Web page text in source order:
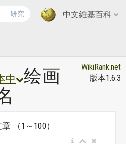
中文維基百科
研究
中
绘画
WikiRank.net
版本1.6.3
（1～100）